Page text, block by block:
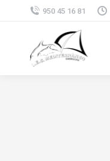
950 45 16 81